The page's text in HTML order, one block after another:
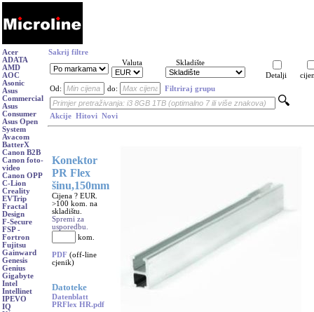
Acer
ADATA
AMD
AOC
Asonic
Asus
Commercial
Asus
Consumer
Asus Open
System
Avacom
BatterX
Canon B2B
Canon foto-
video
Canon OPP
C-Lion
Creality
EVTrip
Fractal
Design
F-Secure
FSP -
Fortron
Fujitsu
Gainward
Genesis
Genius
Gigabyte
Intel
Intellinet
IPEVO
IQ
Sakrij filtre
Valuta
Skladište
Detalji
Od:
do: Filtriraj grupu
Akcije Hitovi Novi
Konektor
PR Flex
šinu,150mm
Cijena ? EUR.
>100 kom. na
skladištu.
Spremi za
usporedbu.
kom.
PDF (off-line
cjenik)
Datoteke
Datenblatt
PRFlex HR.pdf